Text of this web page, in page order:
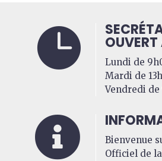
 OUVERT
Lundi de
Mardi de
Vendredi de

Bienvenue
Officiel de